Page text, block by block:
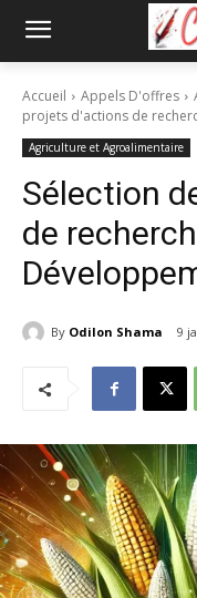
Accueil Appels D'offres
projets d'actions de
Agriculture et Agroalimentaire
Sélection
de
By Odilon Shama 9